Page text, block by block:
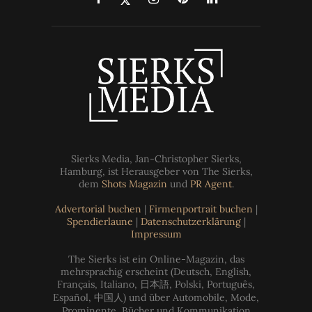
Sierks Media, Jan-Christopher Sierks,
Hamburg, ist Herausgeber von The Sierks,
dem Shots Magazin und PR Agent.
Advertorial buchen | Firmenportrait buchen |
Spendierlaune | Datenschutzerklärung|
Impressum
The Sierks ist ein Online-Magazin, das
mehrsprachig erscheint (Deutsch, English,
Français, Italiano, 日本語, Polski, Português,
Español, 中国人) und über Automobile, Mode,